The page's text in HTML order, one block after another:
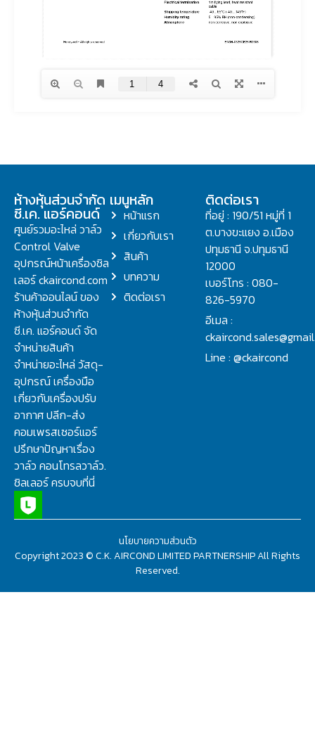
ห้างหุ้นส่วนจำกัด
ซี.เค. แอร์คอนด์
ศูนย์รวมอะไหล่ วาล์ว
Control Valve
อุปกรณ์หน้าเครื่องชิล
เลอร์ ckaircond.com
ร้านค้าออนไลน์ ของ
ห้างหุ้นส่วนจำกัด
ซี.เค. แอร์คอนด์ จัด
จำหน่ายสินค้า
จำหน่ายอะไหล่ วัสดุ-
อุปกรณ์ เครื่องมือ
เกี่ยวกับเครื่องปรับ
อากาศ ปลีก-ส่ง
คอมเพรสเซอร์แอร์
ปรึกษาปัญหาเรื่อง
วาล์ว คอนโทรลวาล์ว.
ชิลเลอร์ ครบจบที่นี่
เมนูหลัก
หน้าแรก
เกี่ยวกับเรา
สินค้า
บทความ
ติดต่อเรา
ติดต่อเรา
ที่อยู่ : 190/51 หมู่ที่ 1
ต.บางขะแยง อ.เมือง
ปทุมธานี จ.ปทุมธานี
12000
เบอร์โทร : 080-
826-5970
อีเมล :
Line : @ckaircond
Copyright 2023 © C.K. AIRCOND LIMITED PARTNERSHIP All Rights
Reserved.
นโยบายความส่วนตัว